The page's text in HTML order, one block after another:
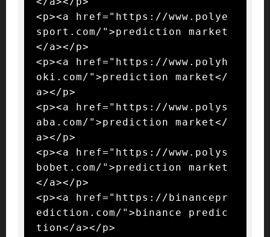
<p><a href="https://www.polye
sport.com/">prediction market
</a></p>
<p><a href="https://www.polyh
oki.com/">prediction market</
a></p>
<p><a href="https://www.polys
aba.com/">prediction market</
a></p>
<p><a href="https://www.polys
bobet.com/">prediction market
</a></p>
<p><a href="https://binancepr
ediction.com/">binance predic
tion</a></p>